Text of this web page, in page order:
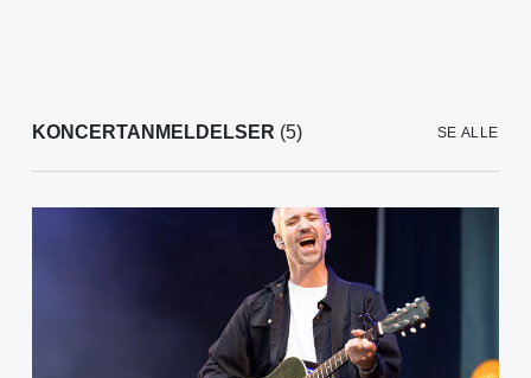
KONCERTANMELDELSER (5) SE ALLE